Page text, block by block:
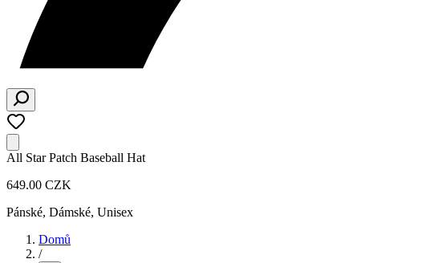
All Star Patch Baseball Hat
649.00 CZK
Pánské, Dámské, Unisex
Domů
/